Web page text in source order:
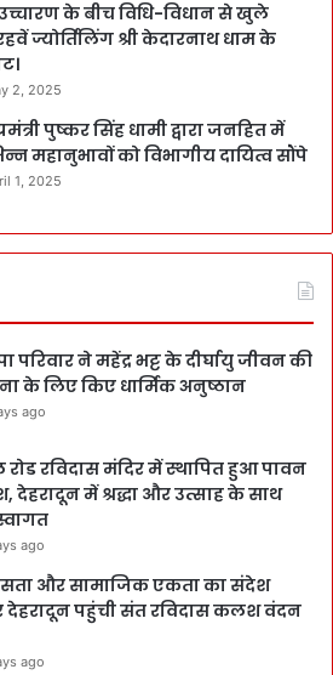
के बीच विधि-विधान से खुले
ज्योर्तिलिंग श्री केदारनाथ धाम के
2, 2025
पुष्कर सिंह धामी द्वारा जनहित में
महानुभावों को विभागीय दायित्व सौंपे
1, 2025
परिवार ने महेंद्र भट्ट के दीर्घायु जीवन की
के लिए किए धार्मिक अनुष्ठान
ago
रोड रविदास मंदिर में स्थापित हुआ पावन
में श्रद्धा और उत्साह के साथ
ago
और सामाजिक एकता का संदेश
पहुंची संत रविदास कलश वंदन
ago